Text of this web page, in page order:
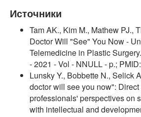
Источники
Tam AK., Kim M., Mathew PJ.,
Doctor Will "See" You Now -
Telemedicine in Plastic
- 2021 - Vol - NNULL - p.;
Lunsky Y., Bobbette N., Selick
doctor will see you now":
professionals' perspectives on
with intellectual and